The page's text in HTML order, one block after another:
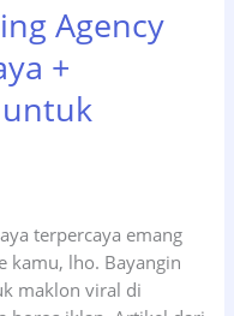
Agency
+
terpercaya emang
kamu, lho. Bayangin
maklon viral di